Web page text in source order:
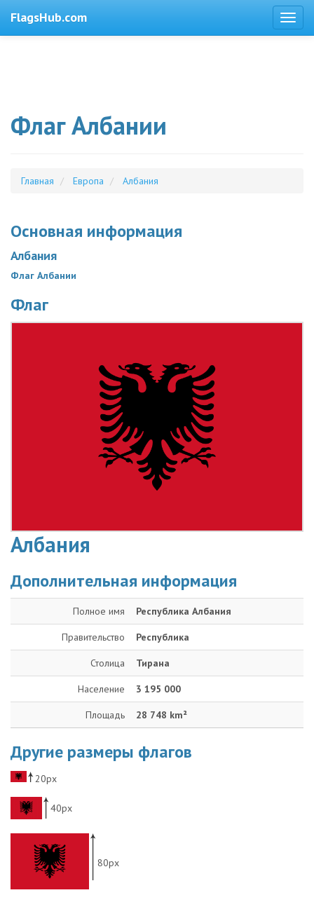
FlagsHub.com
Флаг Албании
Главная Европа Албания
Основная информация
Албания
Флаг Албании
Флаг
Албания
Дополнительная информация
Полное имя Республика Албания
Правительство Республика
Столица Тирана
Население 3 195 000
Площадь 28 748 km²
Другие размеры флагов
20px
40px
80px